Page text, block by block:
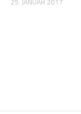
25. JANUAR 2017